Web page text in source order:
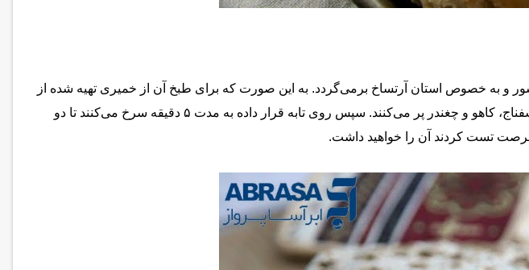
به خصوص استان آرتساخ برمی‌گردد. به این صورت که برای طبخ آن از خمیری تهیه شده از
آرد و خامه ترش استفاده کرده و درون آن‌ را با سبزی‌های فصلی مانند گشنیز، جعفری، پیازچه، شوید، اسفناج، کاهو و چغندر پر می‌کنند. سپس روی تابه قرار داده به مدت ۵ دقیقه سرخ می‌کنند تا دو
تست کردند آن را خواهید داشت.